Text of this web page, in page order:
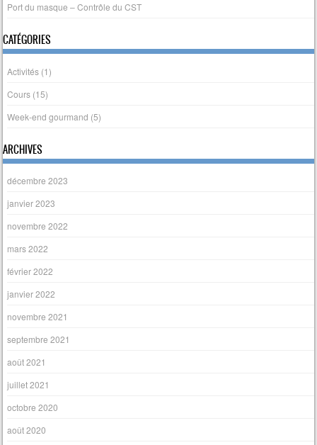
Port du masque – Contrôle du CST
CATÉGORIES
Activités (1)
Cours (15)
Week-end gourmand (5)
ARCHIVES
décembre 2023
janvier 2023
novembre 2022
mars 2022
février 2022
janvier 2022
novembre 2021
septembre 2021
août 2021
juillet 2021
octobre 2020
août 2020